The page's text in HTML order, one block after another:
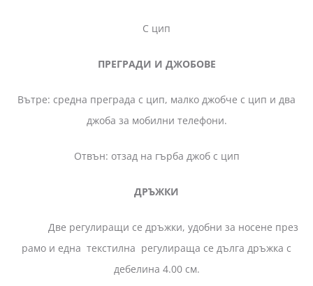
С цип
ПРЕГРАДИ И ДЖОБОВЕ
Вътре: средна преграда с цип, малко джобче с цип и два
джоба за мобилни телефони.
Отвън: отзад на гърба джоб с цип
ДРЪЖКИ
Две регулиращи се дръжки, удобни за носене през
рамо и една текстилна регулираща се дълга дръжка с
дебелина 4.00 см.